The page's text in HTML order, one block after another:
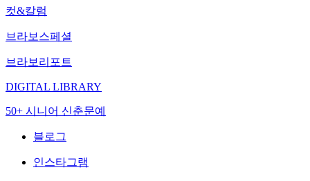
컷&칼럼
브라보스페셜
브라보리포트
DIGITAL LIBRARY
50+ 시니어 신춘문예
블로그
인스타그램